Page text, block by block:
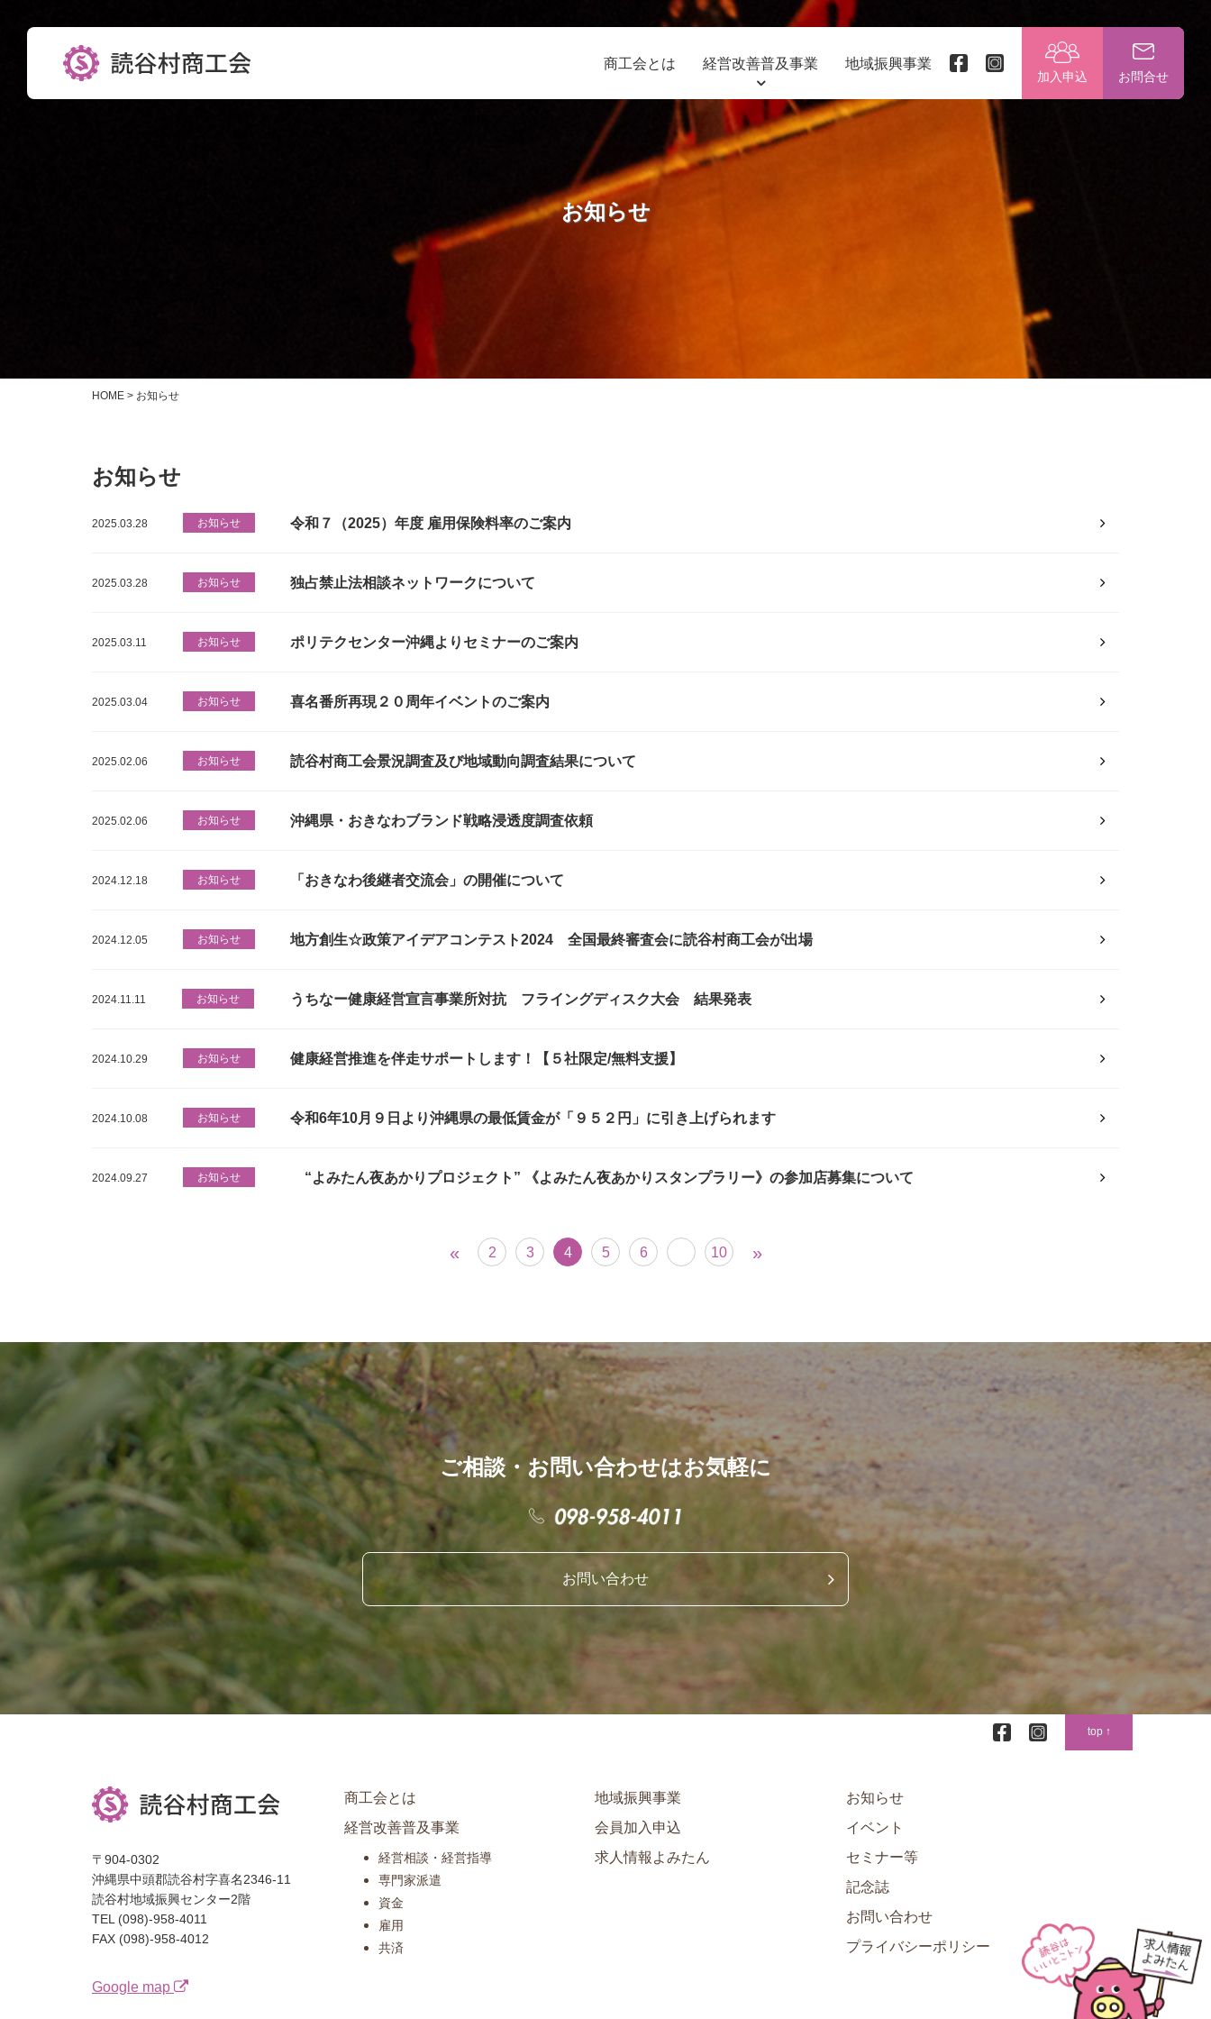
商工会とは 経営改善普及事業 地域振興事業
加入申込 お問合せ
お知らせ
HOME > お知らせ
お知らせ
2025.03.28 お知らせ 令和７（2025）年度 雇用保険料率のご案内
2025.03.28 お知らせ 独占禁止法相談ネットワークについて
2025.03.11 お知らせ ポリテクセンター沖縄よりセミナーのご案内
2025.03.04 お知らせ 喜名番所再現２０周年イベントのご案内
2025.02.06 お知らせ 読谷村商工会景況調査及び地域動向調査結果について
2025.02.06 お知らせ 沖縄県・おきなわブランド戦略浸透度調査依頼
2024.12.18 お知らせ 「おきなわ後継者交流会」の開催について
2024.12.05 お知らせ 地方創生☆政策アイデアコンテスト2024 全国最終審査会に読谷村商工会が出場
2024.11.11 お知らせ うちなー健康経営宣言事業所対抗 フライングディスク大会 結果発表
2024.10.29 お知らせ 健康経営推進を伴走サポートします！【５社限定/無料支援】
2024.10.08 お知らせ 令和6年10月９日より沖縄県の最低賃金が「９５２円」に引き上げられます
2024.09.27 お知らせ “よみたん夜あかりプロジェクト” 《よみたん夜あかりスタンプラリー》の参加店募集について
« 2 3 4 5 6 10 »
ご相談・お問い合わせはお気軽に
お問い合わせ
top ↑
〒904-0302
沖縄県中頭郡読谷村字喜名2346-11
読谷村地域振興センター2階
TEL (098)-958-4011
FAX (098)-958-4012
Google map
商工会とは
経営改善普及事業
経営相談・経営指導
専門家派遣
資金
雇用
共済
地域振興事業
会員加入申込
求人情報よみたん
お知らせ
イベント
セミナー等
記念誌
お問い合わせ
プライバシーポリシー